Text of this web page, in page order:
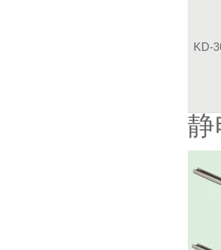
KD-
静